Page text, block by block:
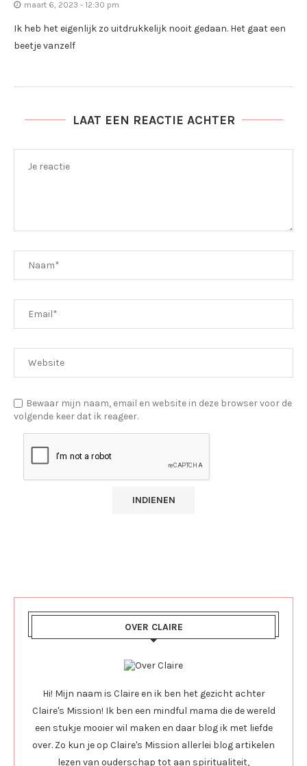
maart 6, 2023 - 12:30 pm
Ik heb het eigenlijk zo uitdrukkelijk nooit gedaan. Het gaat een
beetje vanzelf
LAAT EEN REACTIE ACHTER
Bewaar mijn naam, email en website in deze browser voor de
volgende keer dat ik reageer.
OVER CLAIRE
Hi! Mijn naam is Claire en ik ben het gezicht achter
Claire's Mission! Ik ben een mindful mama die de wereld
een stukje mooier wil maken en daar blog ik met liefde
over. Zo kun je op Claire's Mission allerlei blog artikelen
lezen van ouderschap tot aan spiritualiteit,